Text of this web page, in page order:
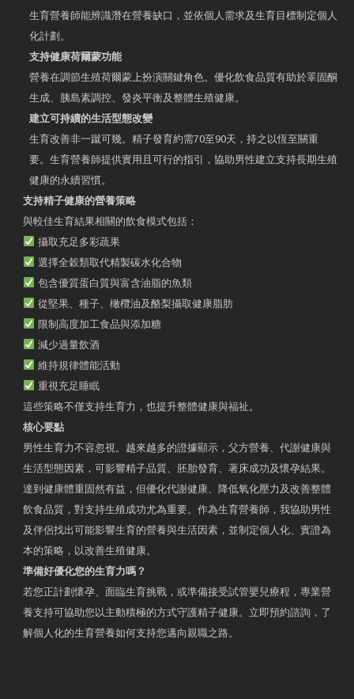
生育營養師能辨識潛在營養缺口，並依個人需求及生育目標制定個人
化計劃。
支持健康荷爾蒙功能
營養在調節生殖荷爾蒙上扮演關鍵角色。優化飲食品質有助於睪固酮
生成、胰島素調控、發炎平衡及整體生殖健康。
建立可持續的生活型態改變
生育改善非一蹴可幾。精子發育約需70至90天，持之以恆至關重
要。生育營養師提供實用且可行的指引，協助男性建立支持長期生殖
健康的永續習慣。
支持精子健康的營養策略
與較佳生育結果相關的飲食模式包括：
攝取充足多彩蔬果
選擇全穀類取代精製碳水化合物
包含優質蛋白質與富含油脂的魚類
從堅果、種子、橄欖油及酪梨攝取健康脂肪
限制高度加工食品與添加糖
減少過量飲酒
維持規律體能活動
重視充足睡眠
這些策略不僅支持生育力，也提升整體健康與福祉。
核心要點
男性生育力不容忽視。越來越多的證據顯示，父方營養、代謝健康與
生活型態因素，可影響精子品質、胚胎發育、著床成功及懷孕結果。
達到健康體重固然有益，但優化代謝健康、降低氧化壓力及改善整體
飲食品質，對支持生殖成功尤為重要。作為生育營養師，我協助男性
及伴侶找出可能影響生育的營養與生活因素，並制定個人化、實證為
本的策略，以改善生殖健康。
準備好優化您的生育力嗎？
若您正計劃懷孕、面臨生育挑戰，或準備接受試管嬰兒療程，專業營
養支持可協助您以主動積極的方式守護精子健康。立即預約諮詢，了
解個人化的生育營養如何支持您邁向親職之路。